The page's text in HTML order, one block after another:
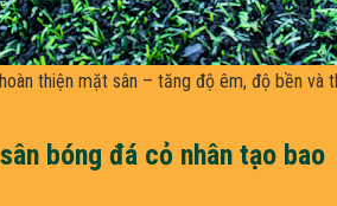
thiện mặt sân – tăng độ êm, độ bền và
bóng đá cỏ nhân tạo bao